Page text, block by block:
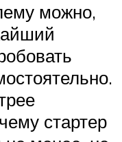
можно,
стартер